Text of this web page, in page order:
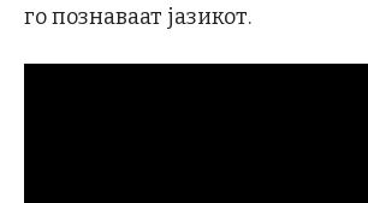
го познаваат јазикот.